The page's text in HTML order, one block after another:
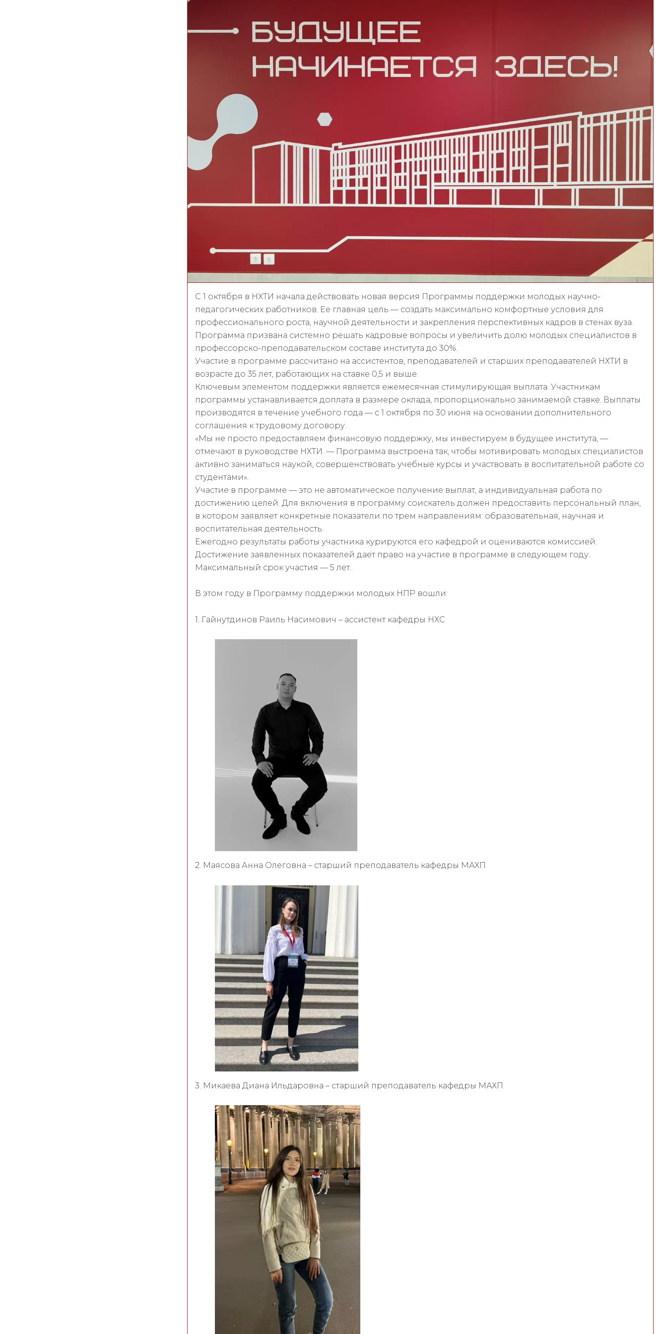
С 1 октября в НХТИ начала действовать новая версия Программы поддержки молодых научно-
педагогических работников. Ее главная цель — создать максимально комфортные условия для
профессионального роста, научной деятельности и закрепления перспективных кадров в стенах вуза.
Программа призвана системно решать кадровые вопросы и увеличить долю молодых специалистов в
профессорско-преподавательском составе института до 30%.
Участие в программе рассчитано на ассистентов, преподавателей и старших преподавателей НХТИ в
возрасте до 35 лет, работающих на ставке 0,5 и выше.
Ключевым элементом поддержки является ежемесячная стимулирующая выплата. Участникам
программы устанавливается доплата в размере оклада, пропорционально занимаемой ставке. Выплаты
производятся в течение учебного года — с 1 октября по 30 июня на основании дополнительного
соглашения к трудовому договору.
«Мы не просто предоставляем финансовую поддержку, мы инвестируем в будущее института, —
отмечают в руководстве НХТИ. — Программа выстроена так, чтобы мотивировать молодых специалистов
активно заниматься наукой, совершенствовать учебные курсы и участвовать в воспитательной работе со
студентами».
Участие в программе — это не автоматическое получение выплат, а индивидуальная работа по
достижению целей. Для включения в программу соискатель должен предоставить персональный план,
в котором заявляет конкретные показатели по трем направлениям: образовательная, научная и
воспитательная деятельность.
Ежегодно результаты работы участника курируются его кафедрой и оцениваются комиссией.
Достижение заявленных показателей дает право на участие в программе в следующем году.
Максимальный срок участия — 5 лет.
В этом году в Программу поддержки молодых НПР вошли:
1. Гайнутдинов Раиль Насимович – ассистент кафедры НХС
2. Маясова Анна Олеговна – старший преподаватель кафедры МАХП
3. Микаева Диана Ильдаровна – старший преподаватель кафедры МАХП